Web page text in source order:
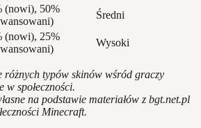
(nowi), 50%
Średni
(nowi), 25%
Wysoki
różnych typów skinów wśród graczy
w społeczności.
na podstawie materiałów z bgt.net.pl
Minecraft.